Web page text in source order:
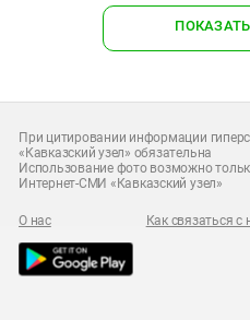
При цитировании информации
«Кавказский узел» обязательна
Использование фото возможно
Интернет-СМИ «Кавказский узел»
О нас Как связаться с